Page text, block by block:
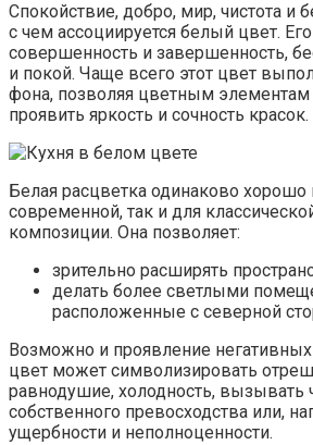
Спокойствие, добро, мир, чистота и
с чем ассоциируется белый цвет.
совершенность и завершенность,
и покой. Чаще всего этот цвет
фона, позволяя цветным
проявить яркость и сочность красок.
Белая расцветка одинаково хорошо
современной, так и для
композиции. Она позволяет:
зрительно расширять
делать более светлыми
расположенные с северной
Возможно и проявление
цвет может символизировать
равнодушие, холодность, вызывать
собственного превосходства или,
ущербности и неполноценности.